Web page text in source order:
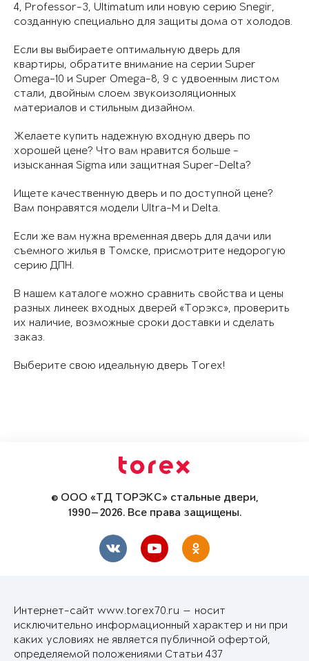
4, Professor-3, Ultimatum или новую серию Snegir,
созданную специально для защиты дома от холодов.
Если вы выбираете оптимальную дверь для
квартиры, обратите внимание на серии Super
Omega-10 и Super Omega-8, 9 с удвоенным листом
стали, двойным слоем звукоизоляционных
материалов и стильным дизайном.
Желаете купить надежную входную дверь по
хорошей цене? Что вам нравится больше -
изысканная Sigma или защитная Super-Delta?
Ищете качественную дверь и по доступной цене?
Вам понравятся модели Ultra-M и Delta.
Если же вам нужна временная дверь для дачи или
съемного жилья в Томске, присмотрите недорогую
серию ДПН.
В нашем каталоге можно сравнить свойства и цены
разных линеек входных дверей «Торэкс», проверить
их наличие, возможные сроки доставки и сделать
заказ.
Выберите свою идеальную дверь Torex!
© ООО «ТД ТОРЭКС» стальные двери,
1990—2026. Все права защищены.
Интернет-сайт www.torex70.ru — носит
исключительно информационный характер и ни при
каких условиях не является публичной офертой,
определяемой положениями Статьи 437